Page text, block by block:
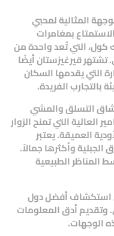
المثالية لمحبي
بمغامرات
كول، التي تُعد واحدة من
قيرغيزستان أيضًا
التي يقدمها السكان
بالتجارب الفريدة.
التسلق والمشي
التي تمنح الزوار
العميقة. يعتبر
وأكثرها جمالاً.
المناظر الطبيعية
استكشافأفضل دول
أدق المعلومات
الوجهات.